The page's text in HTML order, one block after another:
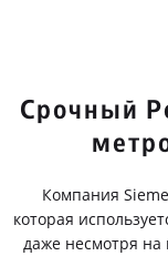
Срочный
Компания
которая
даже несмотря на